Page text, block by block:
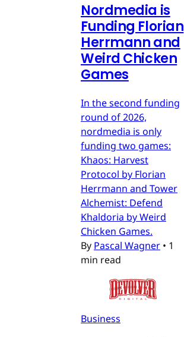
Nordmedia is
Funding Florian
Herrmann and
Weird Chicken
Games
In the second funding
round of 2026,
nordmedia is only
funding two games:
Khaos: Harvest
Protocol by Florian
Herrmann and Tower
Alchemist: Defend
Khaldoria by Weird
Chicken Games.
By Pascal Wagner • 1
min read
Business